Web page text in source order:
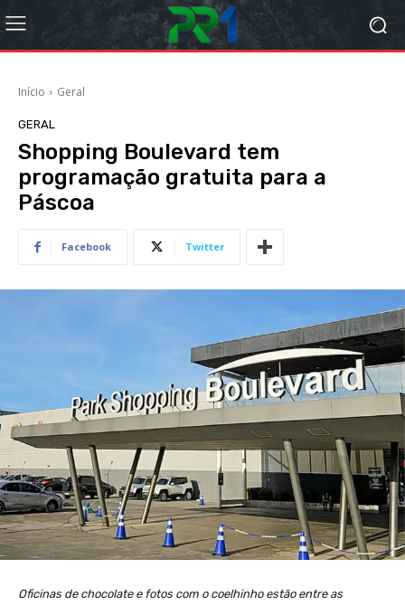
Início Geral
GERAL
Shopping Boulevard tem
programação gratuita para a
Páscoa
Facebook Twitter
Oficinas de chocolate e fotos com o coelhinho estão entre as